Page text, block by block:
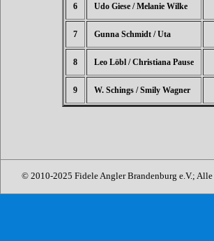
6 Udo Giese / Melanie Wilke
7 Gunna Schmidt / Uta
8 Leo Löbl / Christiana Pause
9 W. Schings / Smily Wagner
© 2010-2025 Fidele Angler Brandenburg e.V.; Alle